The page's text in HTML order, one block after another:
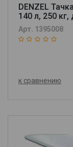
DENZEL
140 л, 250
69000
Арт. 1395008
к сравнению